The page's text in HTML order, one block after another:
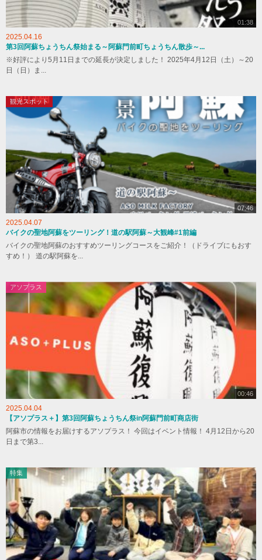
01:38
2025.04.16
第3回阿蘇ちょうちん祭始まる～阿蘇門前町ちょうちん散歩～...
※好評により5月11日までの延長が決定しました！ 2025年4月12日（土）～20
日（日）ま...
観光スポット
07:46
2025.04.07
バイクの聖地阿蘇をツーリング！道の駅阿蘇～大観峰#1前編
バイクの聖地阿蘇のおすすめツーリングコースをご紹介！（ドライブにもおす
すめ！） 道の駅阿蘇を...
アソプラス
00:46
2025.04.04
【アソプラス＋】第3回阿蘇ちょうちん祭in阿蘇門前町商店街
阿蘇市の情報をお届けするアソプラス！ 今回はイベント情報！ 4月12日から20
日まで第3...
特集